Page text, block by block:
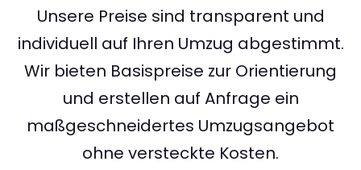
Unsere Preise sind transparent und
individuell auf Ihren Umzug abgestimmt.
Wir bieten Basispreise zur Orientierung
und erstellen auf Anfrage ein
maßgeschneidertes Umzugsangebot
ohne versteckte Kosten.